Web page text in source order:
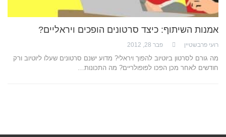
אמנות השיתוף: כיצד סרטונים הופכים ויראליים?
רועי פרבשטיין פבר 28, 2012
מה גורם לסרטון ביוטיוב להפוך ויראלי? מדוע ישנם סרטונים שעלו ליוטיוב ורק
חודשים לאחר מכן הפכו לפופולריים? מה התכונות…